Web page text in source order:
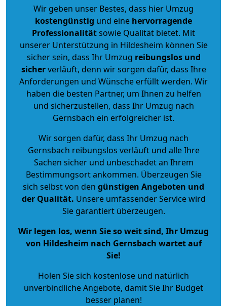
Wir geben unser Bestes, dass hier Umzug
kostengünstig und eine hervorragende
Professionalitätsowie Qualität bietet. Mit
unserer Unterstützung in Hildesheim können Sie
sicher sein, dass Ihr Umzug reibungslos und
sicherverläuft, denn wir sorgen dafür, dass Ihre
Anforderungen und Wünsche erfüllt werden. Wir
haben die besten Partner, um Ihnen zu helfen
und sicherzustellen, dass Ihr Umzug nach
Gernsbach ein erfolgreicher ist.
Wir sorgen dafür, dass Ihr Umzug nach
Gernsbach reibungslos verläuft und alle Ihre
Sachen sicher und unbeschadet an Ihrem
Bestimmungsort ankommen. Überzeugen Sie
sich selbst von den günstigen Angeboten und
der Qualität. Unsere umfassender Service wird
Sie garantiert überzeugen.
Wir legen los, wenn Sie so weit sind, Ihr Umzug
von Hildesheim nach Gernsbach wartet auf
Sie!
Holen Sie sich kostenlose und natürlich
unverbindliche Angebote, damit Sie Ihr Budget
besser planen!